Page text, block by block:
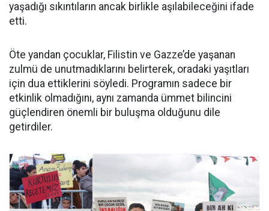
yaşadığı sıkıntıların ancak birlikle aşılabileceğini ifade
etti.
Öte yandan çocuklar, Filistin ve Gazze’de yaşanan
zulmü de unutmadıklarını belirterek, oradaki yaşıtları
için dua ettiklerini söyledi. Programın sadece bir
etkinlik olmadığını, aynı zamanda ümmet bilincini
güçlendiren önemli bir buluşma olduğunu dile
getirdiler.